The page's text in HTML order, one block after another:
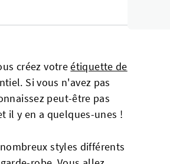
créez votreétiquette de
Si vous n'avez pas
peut-être pas
il y en a quelques-unes !
styles différents